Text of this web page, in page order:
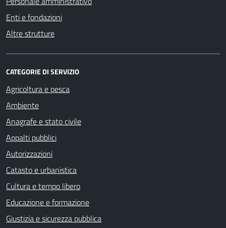
Enti e fondazioni
Altre strutture
CATEGORIE DI SERVIZIO
Agricoltura e pesca
Ambiente
Anagrafe e stato civile
Appalti pubblici
Autorizzazioni
Catasto e urbanistica
Cultura e tempo libero
Educazione e formazione
Giustizia e sicurezza pubblica